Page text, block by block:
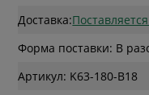
Доставка:
Форма поставки: В
Артикул: K63-180-B18